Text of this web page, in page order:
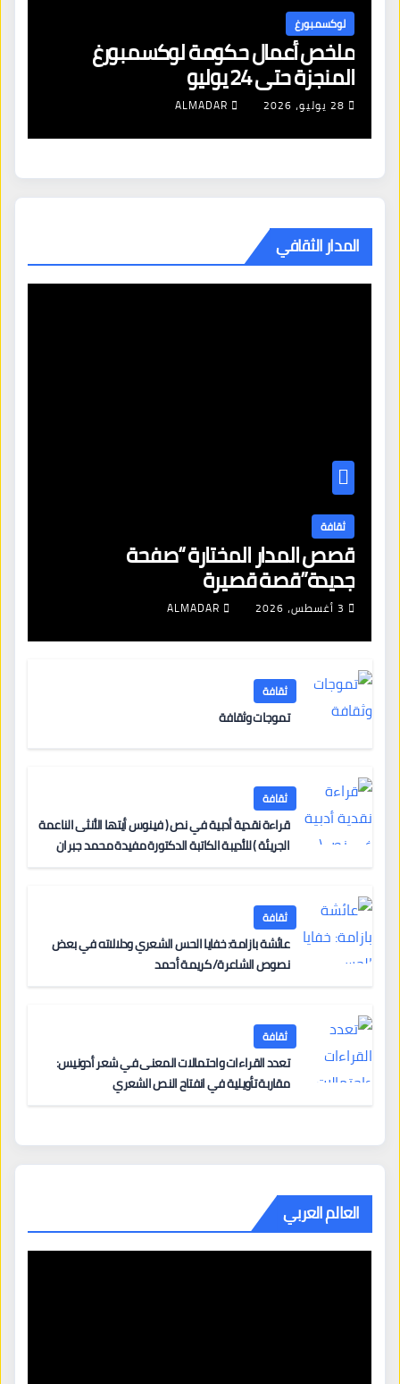
لوكسمبورغ
ملخص أعمال حكومة لوكسمبورغ
المنجزة حتى 24 يوليو
28 يوليو، 2026 ALMADAR
المدار الثقافي
ثقافة
قصص المدار المختارة “صفحة
جديدة”قصة قصيرة
3 أغسطس، 2026 ALMADAR
ثقافة
تموجات وثقافة
ثقافة
قراءة نقدية أدبية في نص ( فينوس أيتها الأنثى الناعمة
الجريئة ) للأديبة الكاتبة الدكتورة مفيدة محمد جبران
ثقافة
عائشة بازامة: خفايا الحس الشعري ودلالاته في بعض
نصوص الشاعرة/ كريمة أحمد
ثقافة
تعدد القراءات واحتمالات المعنى في شعر أدونيس:
مقاربة تأويلية في انفتاح النص الشعري
العالم العربي